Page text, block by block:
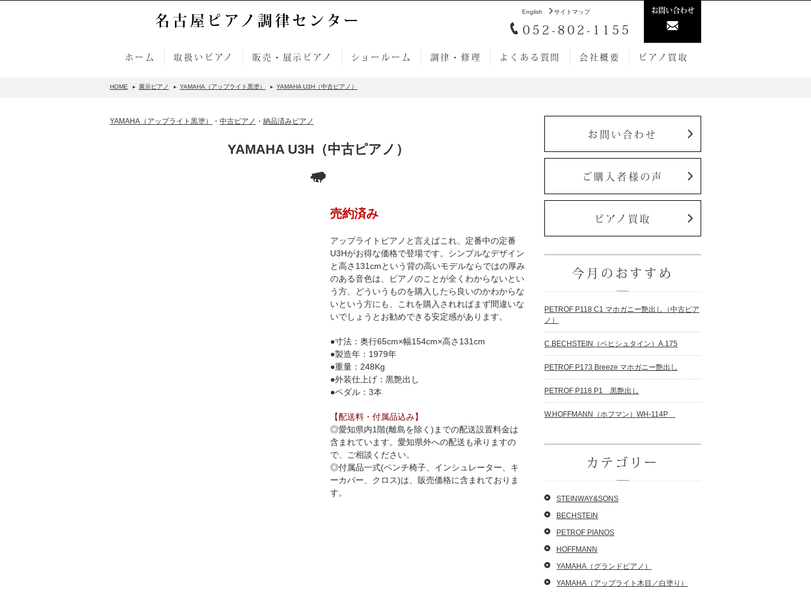
English サイトマップ
052-802-1155
お問い合わせ
名古屋ピアノ調律センター
ホーム 取扱いピアノ 販売・展示ピアノ ショールーム 調律・修理 よくある質問 会社概要 ピアノ買取
HOME 展示ピアノ YAMAHA（アップライト黒塗） YAMAHA U3H（中古ピアノ）
YAMAHA（アップライト黒塗） ・ 中古ピアノ ・ 納品済みピアノ
YAMAHA U3H（中古ピアノ）
売約済み
アップライトピアノと言えばこれ、定番中の定番
U3Hがお得な価格で登場です。シンプルなデザイン
と高さ131cmという背の高いモデルならではの厚み
のある音色は、ピアノのことが全くわからないとい
う方、どういうものを購入したら良いのかわからな
いという方にも、これを購入されればまず間違いな
いでしょうとお勧めできる安定感があります。
●寸法：奥行65cm×幅154cm×高さ131cm
●製造年：1979年
●重量：248Kg
●外装仕上げ：黒艶出し
●ペダル：3本
【配送料・付属品込み】
◎愛知県内1階(離島を除く)までの配送設置料金は
含まれています。愛知県外への配送も承りますの
で、ご相談ください。
◎付属品一式(ベンチ椅子、インシュレーター、キ
ーカバー、クロス)は、販売価格に含まれておりま
す。
お問い合わせ
ご購入者様の声
ピアノ買取
今月のおすすめ
PETROF P118 C1 マホガニー艶出し（中古ピア
ノ）
C.BECHSTEIN（ベヒシュタイン）A.175
PETROF P173 Breeze マホガニー艶出し
PETROF P118 P1 黒艶出し
W.HOFFMANN（ホフマン）WH-114P
カテゴリー
STEINWAY&SONS
BECHSTEIN
PETROF PIANOS
HOFFMANN
YAMAHA（グランドピアノ）
YAMAHA（アップライト木目／白塗り）